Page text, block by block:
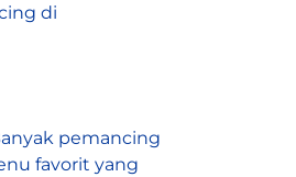
di
pemancing
favorit yang